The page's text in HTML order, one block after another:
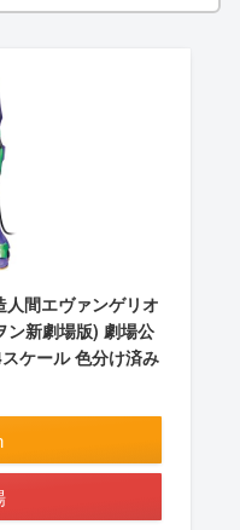
間エヴァンゲリオ
ン新劇場版) 劇場公
ケール 色分け済み